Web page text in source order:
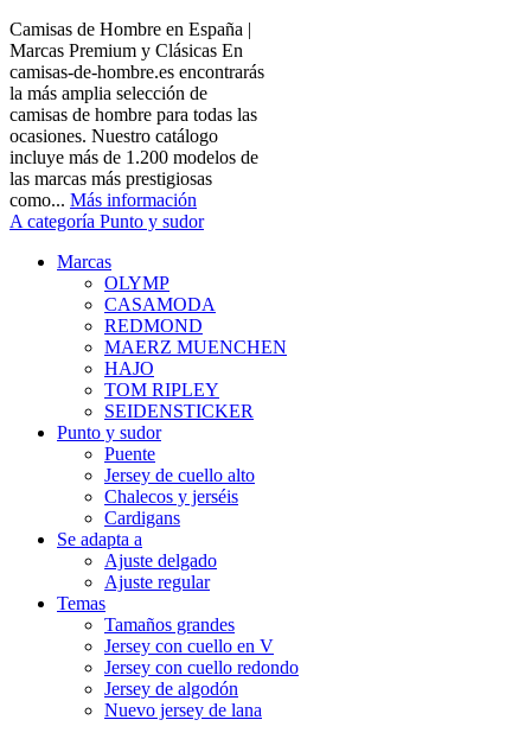
Camisas de Hombre en España |
Marcas Premium y Clásicas En
camisas-de-hombre.es encontrarás
la más amplia selección de
camisas de hombre para todas las
ocasiones. Nuestro catálogo
incluye más de 1.200 modelos de
las marcas más prestigiosas
como... Más información
A categoría Punto y sudor
Marcas
OLYMP
CASAMODA
REDMOND
MAERZ MUENCHEN
HAJO
TOM RIPLEY
SEIDENSTICKER
Punto y sudor
Puente
Jersey de cuello alto
Chalecos y jerséis
Cardigans
Se adapta a
Ajuste delgado
Ajuste regular
Temas
Tamaños grandes
Jersey con cuello en V
Jersey con cuello redondo
Jersey de algodón
Nuevo jersey de lana